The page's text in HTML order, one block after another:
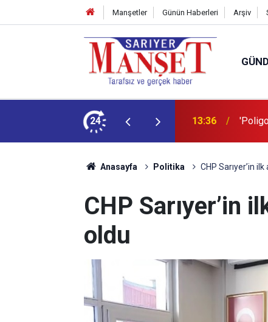
Manşetler Günün Haberleri Arşiv
24 13:36
Anasayfa Politika CHP Sarıyer’in ilk
CHP Sarıyer’in
oldu